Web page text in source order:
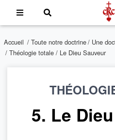
Accueil / Toute notre doctrine/ Une
/ Théologie totale / Le Dieu Sauveur
5. Le